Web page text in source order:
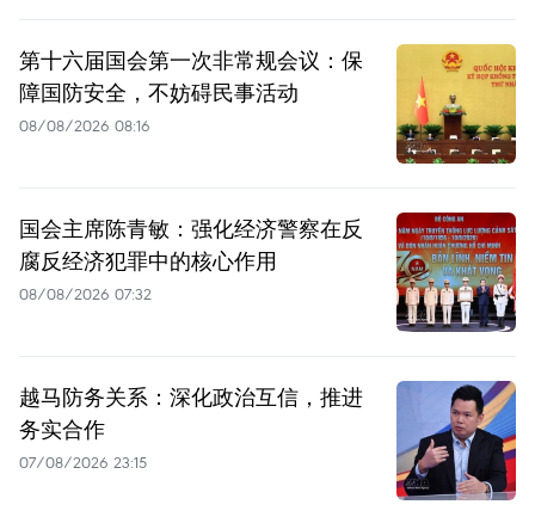
第十六届国会第一次非常规会议：保
障国防安全，不妨碍民事活动
08/08/2026 08:16
国会主席陈青敏：强化经济警察在反
腐反经济犯罪中的核心作用
08/08/2026 07:32
越马防务关系：深化政治互信，推进
务实合作
07/08/2026 23:15